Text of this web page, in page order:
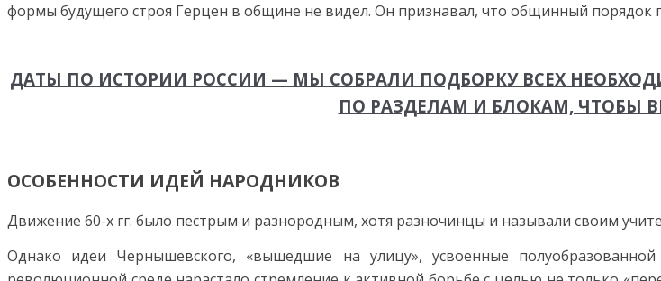
формы будущего строя Герцен в общине не видел. Он признавал, что общинный порядок
ДАТЫ ПО ИСТОРИИ РОССИИ — МЫ СОБРАЛИ ПОДБОРКУ ВСЕХ
ПО РАЗДЕЛАМ И БЛОКАМ, ЧТОБЫ
ОСОБЕННОСТИ ИДЕЙ НАРОДНИКОВ
Движение 60-х гг. было пестрым и разнородным, хотя разночинцы и называли своим
Однако идеи Чернышевского, «вышедшие на улицу», усвоенные